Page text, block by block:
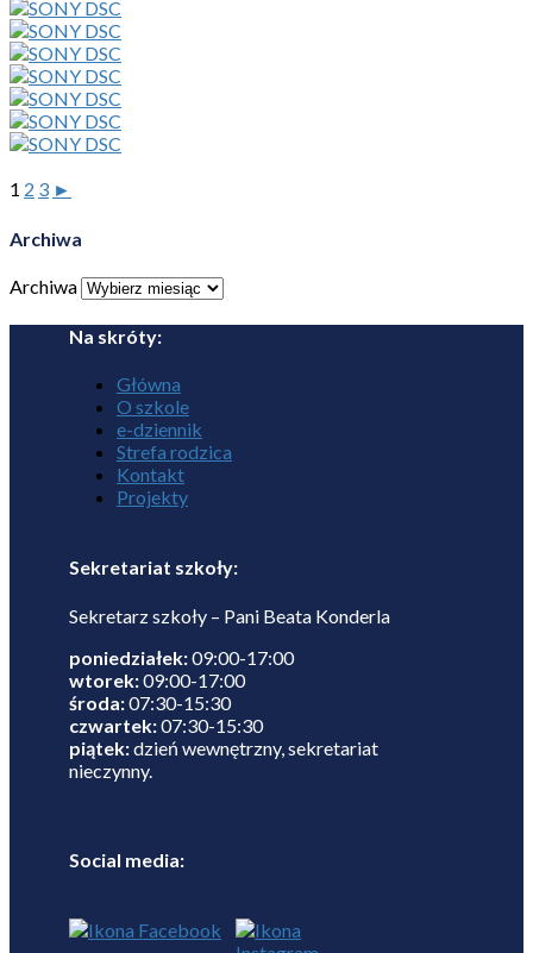
1 2 3 ►
Archiwa
Archiwa
Na skróty:
Główna
O szkole
e-dziennik
Strefa rodzica
Kontakt
Projekty
Sekretariat szkoły:
Sekretarz szkoły – Pani Beata Konderla
poniedziałek:09:00-17:00
wtorek:09:00-17:00
środa:07:30-15:30
czwartek:07:30-15:30
piątek:dzień wewnętrzny, sekretariat
nieczynny.
Social media: